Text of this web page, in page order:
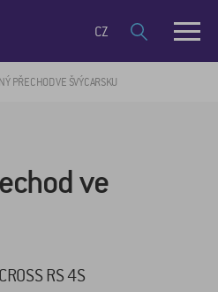
CZ
PŘECHOD VE ŠVÝCARSKU
ve
RS 4S